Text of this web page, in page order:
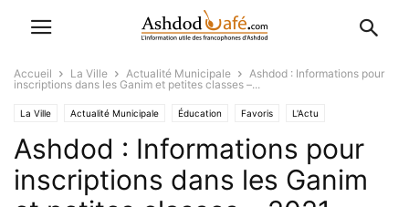
Accueil La Ville Actualité Municipale
Ashdod : Informations pour
inscriptions dans les Ganim et petites classes –...
La Ville Actualité Municipale Éducation Favoris L'Actu
Ashdod : Informations pour
inscriptions dans les Ganim